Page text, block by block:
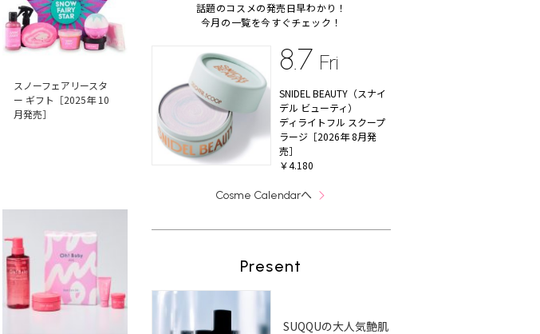
スノーフェアリースタ
ー ギフト［2025年 10
月発売］
話題のコスメの発売日早わかり！
今月の一覧を今すぐチェック！
8.7 Fri
SNIDEL BEAUTY（スナイ
デル ビューティ）
ディライトフル スクープ
ラージ［2026年 8月発
売］
￥4.180
Cosme Calendarへ
Present
SUQQUの大人気艶肌